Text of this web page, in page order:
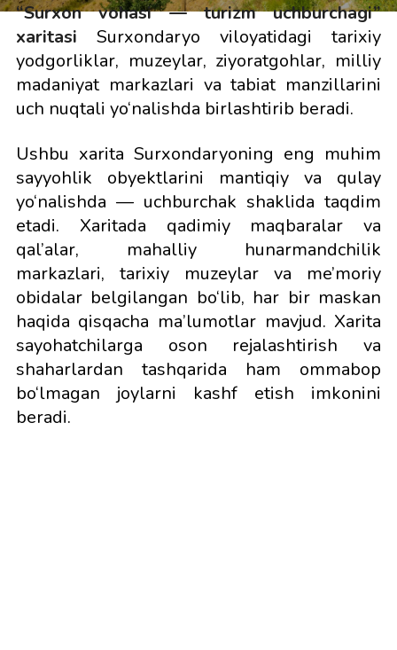
“Surxon vohasi — turizm uchburchagi”
xaritasi Surxondaryo viloyatidagi tarixiy
yodgorliklar, muzeylar, ziyoratgohlar, milliy
madaniyat markazlari va tabiat manzillarini
uch nuqtali yo‘nalishda birlashtirib beradi.
Ushbu xarita Surxondaryoning eng muhim
sayyohlik obyektlarini mantiqiy va qulay
yo‘nalishda — uchburchak shaklida taqdim
etadi. Xaritada qadimiy maqbaralar va
qal’alar, mahalliy hunarmandchilik
markazlari, tarixiy muzeylar va me’moriy
obidalar belgilangan bo‘lib, har bir maskan
haqida qisqacha ma’lumotlar mavjud. Xarita
sayohatchilarga oson rejalashtirish va
shaharlardan tashqarida ham ommabop
bo‘lmagan joylarni kashf etish imkonini
beradi.